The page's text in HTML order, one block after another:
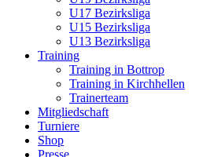
U17 Bezirksliga
U15 Bezirksliga
U13 Bezirksliga
Training
Training in Bottrop
Training in Kirchhellen
Trainerteam
Mitgliedschaft
Turniere
Shop
Presse